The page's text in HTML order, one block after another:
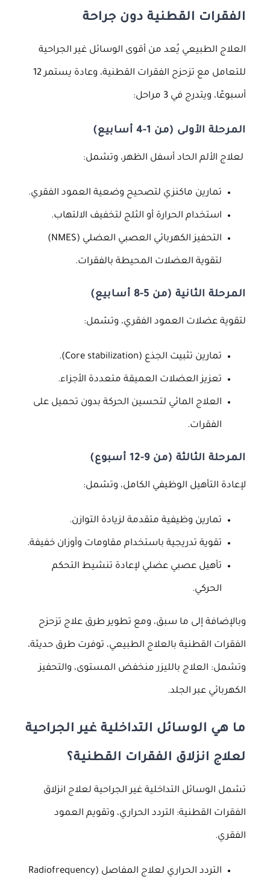
الفقرات القطنية دون جراحة
العلاج الطبيعي يُعد من أقوى الوسائل غير الجراحية
للتعامل مع تزحزح الفقرات القطنية، وعادة يستمر 12
أسبوعًا، ويتدرج في 3 مراحل:
المرحلة الأولى (من 1-4 أسابيع)
لعلاج الألم الحاد أسفل الظهر، وتشمل:
تمارين ماكنزي لتصحيح وضعية العمود الفقري.
استخدام الحرارة أو الثلج لتخفيف الالتهاب.
التحفيز الكهربائي العصبي العضلي (NMES)
لتقوية العضلات المحيطة بالفقرات.
المرحلة الثانية (من 5-8 أسابيع)
لتقوية عضلات العمود الفقري، وتشمل:
تمارين تثبيت الجذع (Core stabilization).
تعزيز العضلات العميقة متعددة الأجزاء.
العلاج المائي لتحسين الحركة بدون تحميل على
الفقرات.
المرحلة الثالثة (من 9-12 أسبوع)
لإعادة التأهيل الوظيفي الكامل، وتشمل:
تمارين وظيفية متقدمة لزيادة التوازن.
تقوية تدريجية باستخدام مقاومات وأوزان خفيفة.
تأهيل عصبي عضلي لإعادة تنشيط التحكم
الحركي.
وبالإضافة إلى ما سبق، ومع تطوير طرق علاج تزحزح
الفقرات القطنية بالعلاج الطبيعي، توفرت طرق حديثة،
وتشمل: العلاج بالليزر منخفض المستوى، والتحفيز
الكهربائي عبر الجلد.
ما هي الوسائل التداخلية غير الجراحية
لعلاج انزلاق الفقرات القطنية؟
تشمل الوسائل التداخلية غير الجراحية لعلاج انزلاق
الفقرات القطنية: التردد الحراري، وتقويم العمود
الفقري.
التردد الحراري لعلاج المفاصل (Radiofrequency